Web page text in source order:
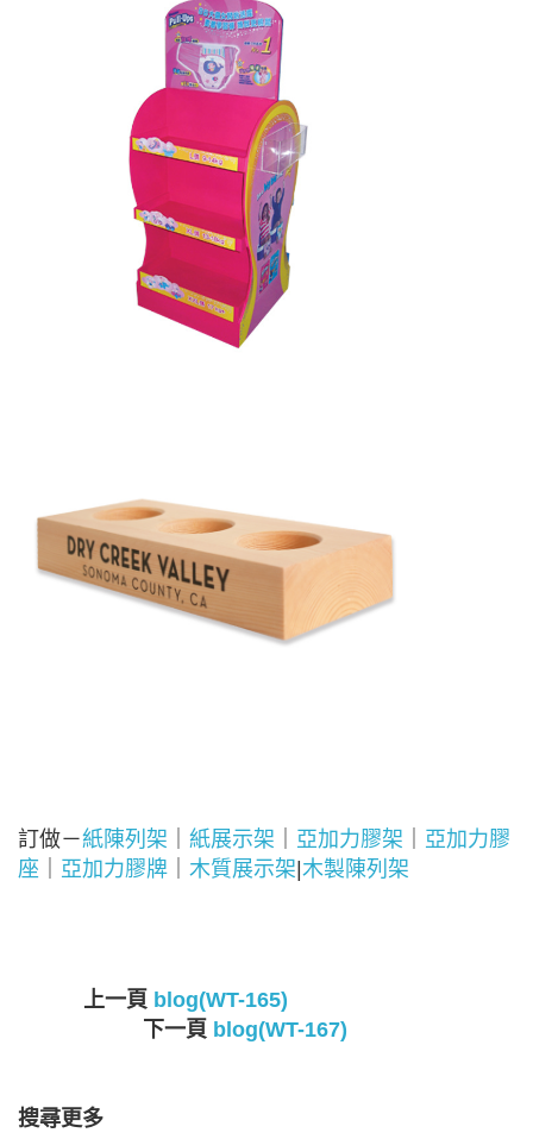
訂做－紙陳列架 紙展示架 亞加力膠架
亞加力膠
座
亞加力膠牌 木質展示架 木製陳列架
上一頁 blog(WT-165)
下一頁 blog(WT-167)
搜尋更多